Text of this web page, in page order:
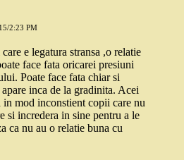
2:23 PM
e legatura stransa ,o relatie
face fata oricarei presiuni
Poate face fata chiar si
inca de la gradinita. Acei
in mod inconstient copii care nu
si incredera in sine pentru a le
ca nu au o relatie buna cu